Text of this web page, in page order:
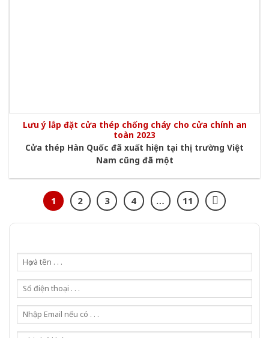
Lưu ý lắp đặt cửa thép chống cháy cho cửa chính an
toàn 2023
Cửa thép Hàn Quốc đã xuất hiện tại thị trường Việt
Nam cũng đã một
1 2 3 4 … 11